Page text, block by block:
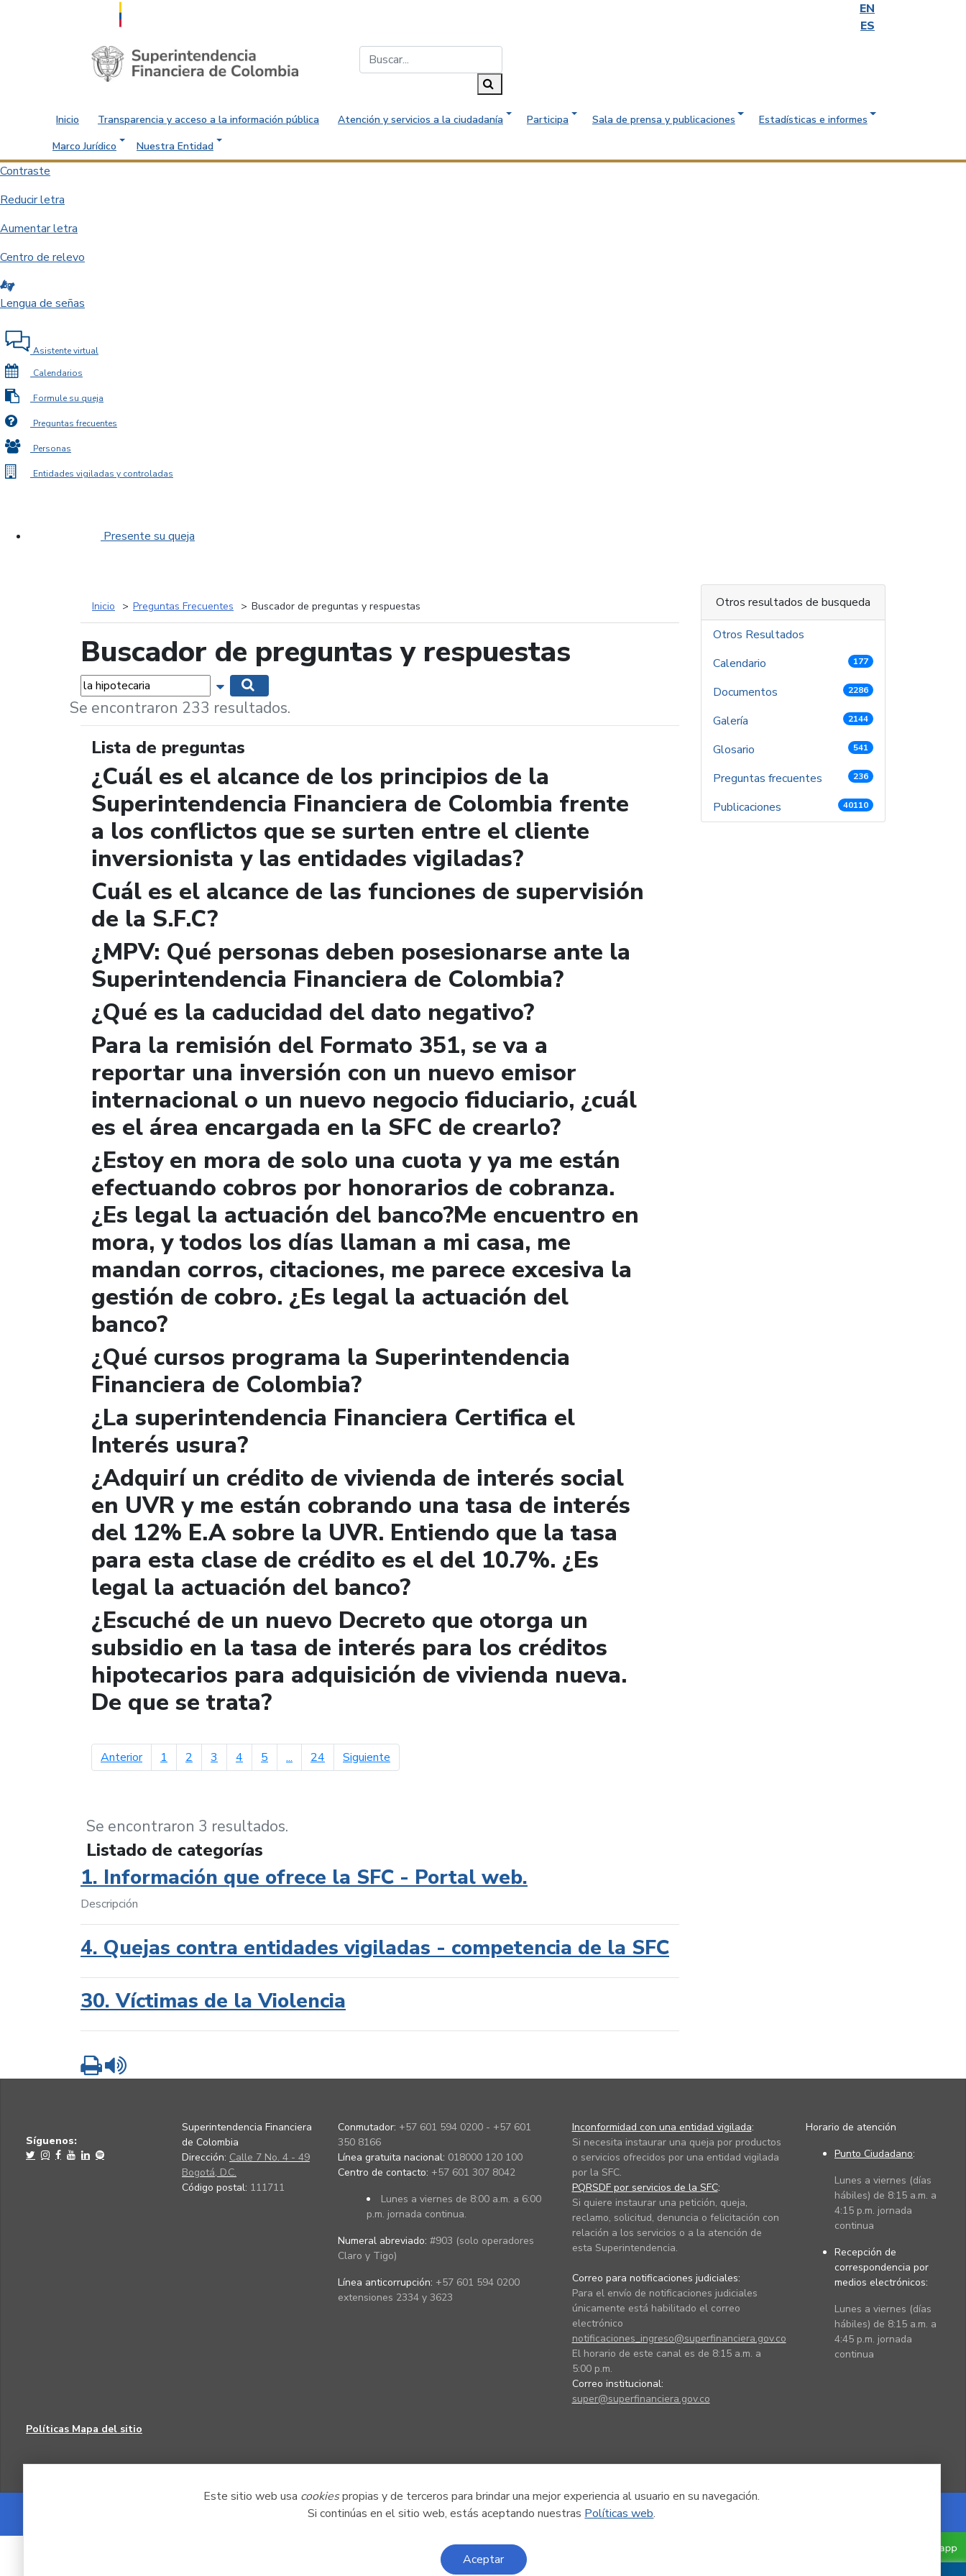
EN
ES
Saltar al contenido principal
Inicio Transparencia y acceso a la información pública Atención y servicios a la ciudadanía Participa Sala de prensa y publicaciones
Estadísticas e informes
Marco Jurídico
Nuestra Entidad
Contraste
Reducir letra
Aumentar letra
Centro de relevo
Lengua de señas
Asistente virtual
Calendarios
Formule su queja
Preguntas frecuentes
Personas
Entidades vigiladas y controladas
Presente su queja
Este sitio web usa cookiespropias y de terceros para brindar una mejor experiencia al usuario en su navegación.
Si continúas en el sitio web, estás aceptando nuestras Políticas web.
Aceptar
Inicio Preguntas Frecuentes Buscador de preguntas y respuestas
Buscador de preguntas y respuestas
Palabras... Mostrar opciones de búsqueda
Se encontraron 233 resultados.
Lista de preguntas
¿Cuál es el alcance de los principios de la
Superintendencia Financiera de Colombia frente
a los conflictos que se surten entre el cliente
inversionista y las entidades vigiladas?
Cuál es el alcance de las funciones de supervisión
de la S.F.C?
¿MPV: Qué personas deben posesionarse ante la
Superintendencia Financiera de Colombia?
¿Qué es la caducidad del dato negativo?
Para la remisión del Formato 351, se va a
reportar una inversión con un nuevo emisor
internacional o un nuevo negocio fiduciario, ¿cuál
es el área encargada en la SFC de crearlo?
¿Estoy en mora de solo una cuota y ya me están
efectuando cobros por honorarios de cobranza.
¿Es legal la actuación del banco?Me encuentro en
mora, y todos los días llaman a mi casa, me
mandan corros, citaciones, me parece excesiva la
gestión de cobro. ¿Es legal la actuación del
banco?
¿Qué cursos programa la Superintendencia
Financiera de Colombia?
¿La superintendencia Financiera Certifica el
Interés usura?
¿Adquirí un crédito de vivienda de interés social
en UVR y me están cobrando una tasa de interés
del 12% E.A sobre la UVR. Entiendo que la tasa
para esta clase de crédito es el del 10.7%. ¿Es
legal la actuación del banco?
¿Escuché de un nuevo Decreto que otorga un
subsidio en la tasa de interés para los créditos
hipotecarios para adquisición de vivienda nueva.
De que se trata?
Anteriorpágina anterior
1 2 3 4 5 ... 24 Siguiente
Se encontraron 3 resultados.
Listado de categorías
1. Información que ofrece la SFC - Portal web.
Descripción
4. Quejas contra entidades vigiladas - competencia de la SFC
30. Víctimas de la Violencia
Imprimir
Otros resultados de busqueda
Otros Resultados
Calendario
177
Documentos 2286
Galería 2144
Glosario 541
Preguntas frecuentes 236
Publicaciones 40110
Síguenos:
Superintendencia Financiera
de Colombia
Dirección: Calle 7 No. 4 - 49
Bogotá, D.C.
Código postal: 111711
Conmutador: +57 601 594 0200 - +57 601
350 8166
Línea gratuita nacional: 018000 120 100
Centro de contacto: +57 601 307 8042
Lunes a viernes de 8:00 a.m. a 6:00
p.m. jornada continua.
Numeral abreviado: #903 (solo operadores
Claro y Tigo)
Línea anticorrupción: +57 601 594 0200
extensiones 2334 y 3623
Inconformidad con una entidad vigilada:
Si necesita instaurar una queja por productos
o servicios ofrecidos por una entidad vigilada
por la SFC.
PQRSDF por servicios de la SFC:
Si quiere instaurar una petición, queja,
reclamo, solicitud, denuncia o felicitación con
relación a los servicios o a la atención de
esta Superintendencia.
Correo para notificaciones judiciales:
Para el envío de notificaciones judiciales
únicamente está habilitado el correo
electrónico
notificaciones_ingreso@superfinanciera.gov.co
El horario de este canal es de 8:15 a.m. a
5:00 p.m.
Correo institucional:
super@superfinanciera.gov.co
Horario de atención
Punto Ciudadano:
Lunes a viernes (días
hábiles) de 8:15 a.m. a
4:15 p.m. jornada
continua
Recepción de
correspondencia por
medios electrónicos:
Lunes a viernes (días
hábiles) de 8:15 a.m. a
4:45 p.m. jornada
continua
Políticas Mapa del sitio
Powered by Nexura